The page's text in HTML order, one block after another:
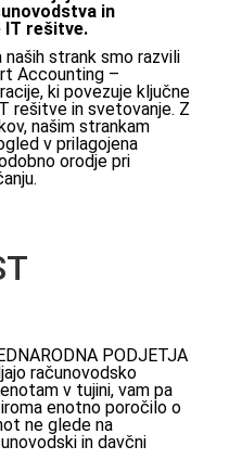
in
IT rešitve.
strank smo razvili
Accounting –
ki povezuje ključne
rešitve in svetovanje. Z
našim strankam
v prilagojena
orodje pri
PODJETJA
računovodsko
v tujini, vam pa
enotno poročilo o
ne glede na
in davčni